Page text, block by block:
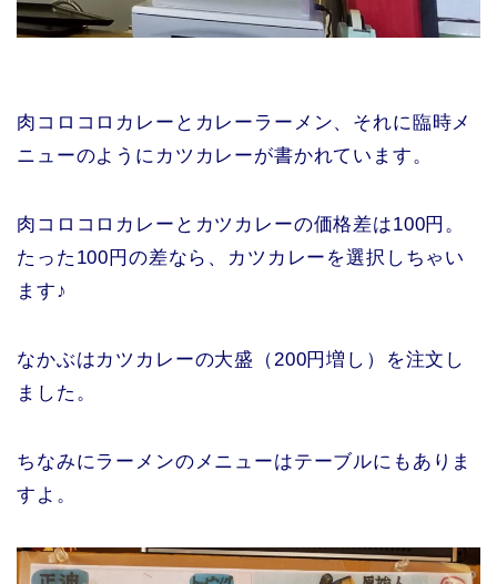
肉コロコロカレーとカレーラーメン、それに臨時メ
ニューのようにカツカレーが書かれています。
肉コロコロカレーとカツカレーの価格差は100円。
たった100円の差なら、カツカレーを選択しちゃい
ます♪
なかぶはカツカレーの大盛（200円増し）を注文し
ました。
ちなみにラーメンのメニューはテーブルにもありま
すよ。